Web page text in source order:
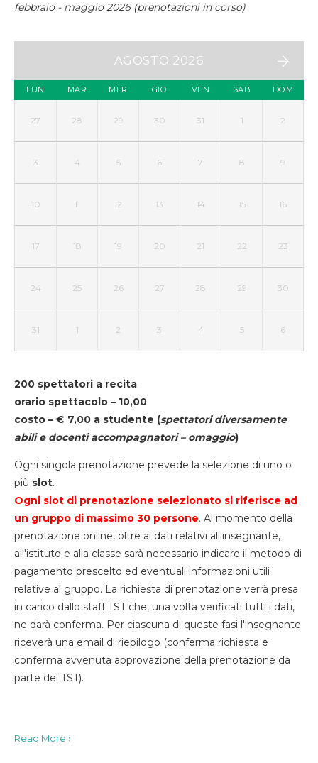
febbraio - maggio 2026 (prenotazioni in corso)
AGOSTO 2026
LUN MAR MER GIO VEN SAB DOM
27 28 29 30 31 1 2
3 4 5 6 7 8 9
10 11 12 13 14 15 16
17 18 19 20 21 22 23
24 25 26 27 28 29 30
31 1 2 3 4 5 6
200 spettatori a recita
orario spettacolo – 10,00
costo – € 7,00 a studente (spettatori diversamente
abili e docenti accompagnatori – omaggio)
Ogni singola prenotazione prevede la selezione di uno o
più slot.
Ogni slot di prenotazione selezionato si riferisce ad
un gruppo di massimo 30 persone. Al momento della
prenotazione online, oltre ai dati relativi all'insegnante,
all'istituto e alla classe sarà necessario indicare il metodo di
pagamento prescelto ed eventuali informazioni utili
relative al gruppo. La richiesta di prenotazione verrà presa
in carico dallo staff TST che, una volta verificati tutti i dati,
ne darà conferma. Per ciascuna di queste fasi l'insegnante
riceverà una email di riepilogo (conferma richiesta e
conferma avvenuta approvazione della prenotazione da
parte del TST).
Read More ›